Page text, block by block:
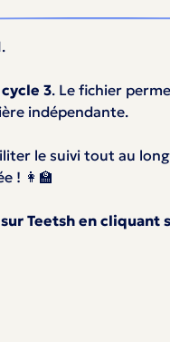
3. Le fichier
indépendante.
le suivi tout au long
! 👩‍🏫
Teetsh en cliquant